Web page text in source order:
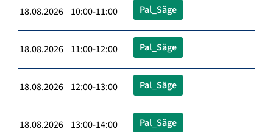
18.08.2026 10:00-11:00 Pal_Säge
18.08.2026 11:00-12:00 Pal_Säge
18.08.2026 12:00-13:00 Pal_Säge
18.08.2026 13:00-14:00 Pal_Säge